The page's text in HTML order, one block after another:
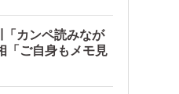
「カンペ読みなが
「ご自身もメモ見